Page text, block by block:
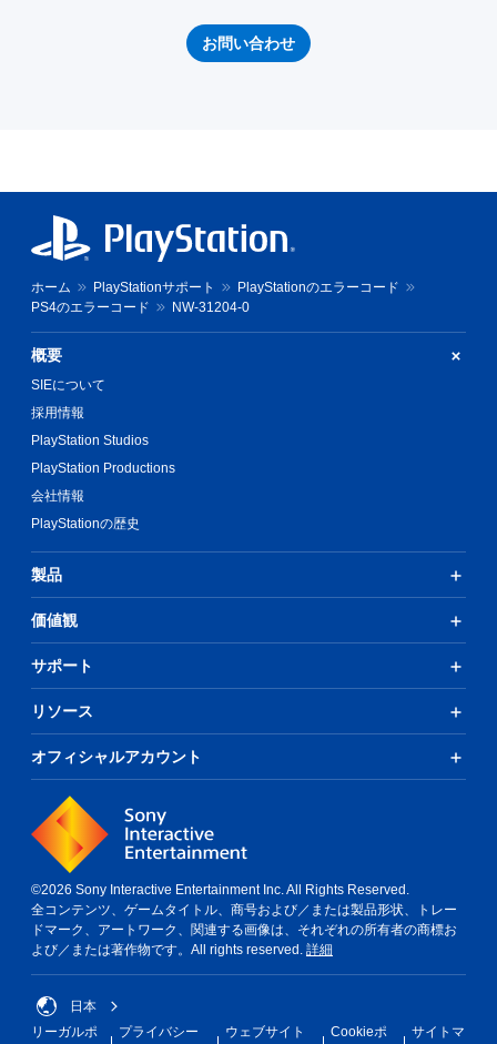
お問い合わせ
ホーム PlayStationサポート
PlayStationのエラーコード
PS4のエラーコード
NW-31204-0
概要
SIEについて
採用情報
PlayStation Studios
PlayStation Productions
会社情報
PlayStationの歴史
製品
価値観
サポート
リソース
オフィシャルアカウント
©2026 Sony Interactive Entertainment Inc. All Rights Reserved.
全コンテンツ、ゲームタイトル、商号および／または製品形状、トレー
ドマーク、アートワーク、関連する画像は、それぞれの所有者の商標お
よび／または著作物です。All rights reserved. 詳細
日本
リーガルポ
プライバシー ウェブサイト Cookieポ サイトマ